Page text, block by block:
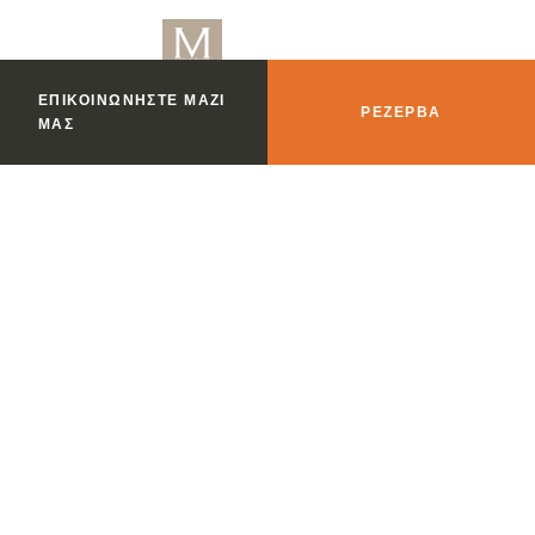
ΕΠΙΚΟΙΝΩΝΉΣΤΕ ΜΑΖΊ
ΜΑΣ
ΡΕΖΈΡΒΑ